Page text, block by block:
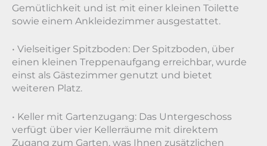
Gemütlichkeit und ist mit einer kleinen Toilette
sowie einem Ankleidezimmer ausgestattet.
• Vielseitiger Spitzboden: Der Spitzboden, über
einen kleinen Treppenaufgang erreichbar, wurde
einst als Gästezimmer genutzt und bietet
weiteren Platz.
• Keller mit Gartenzugang: Das Untergeschoss
verfügt über vier Kellerräume mit direktem
Zugang zum Garten, was Ihnen zusätzlichen